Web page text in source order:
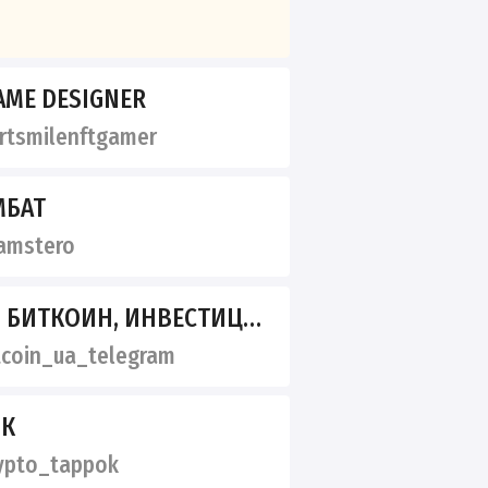
DESIGNER
ИНВЕСТИЦИИ, ДЕНЬГИ